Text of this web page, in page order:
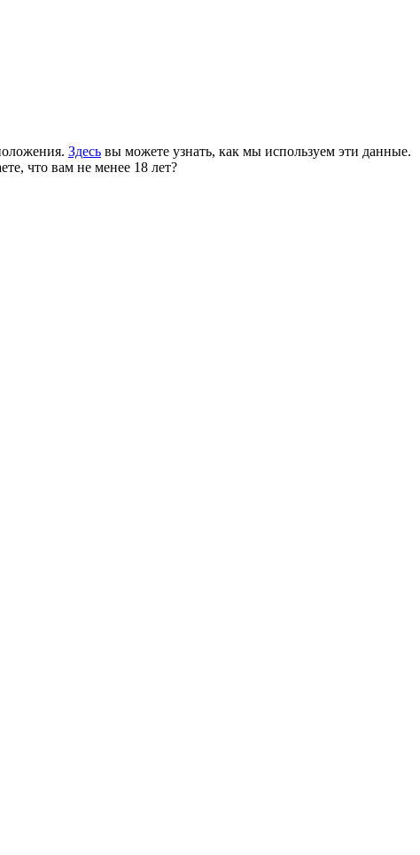
Здесь вы можете узнать, как мы используем эти данные.
что вам не менее 18 лет?